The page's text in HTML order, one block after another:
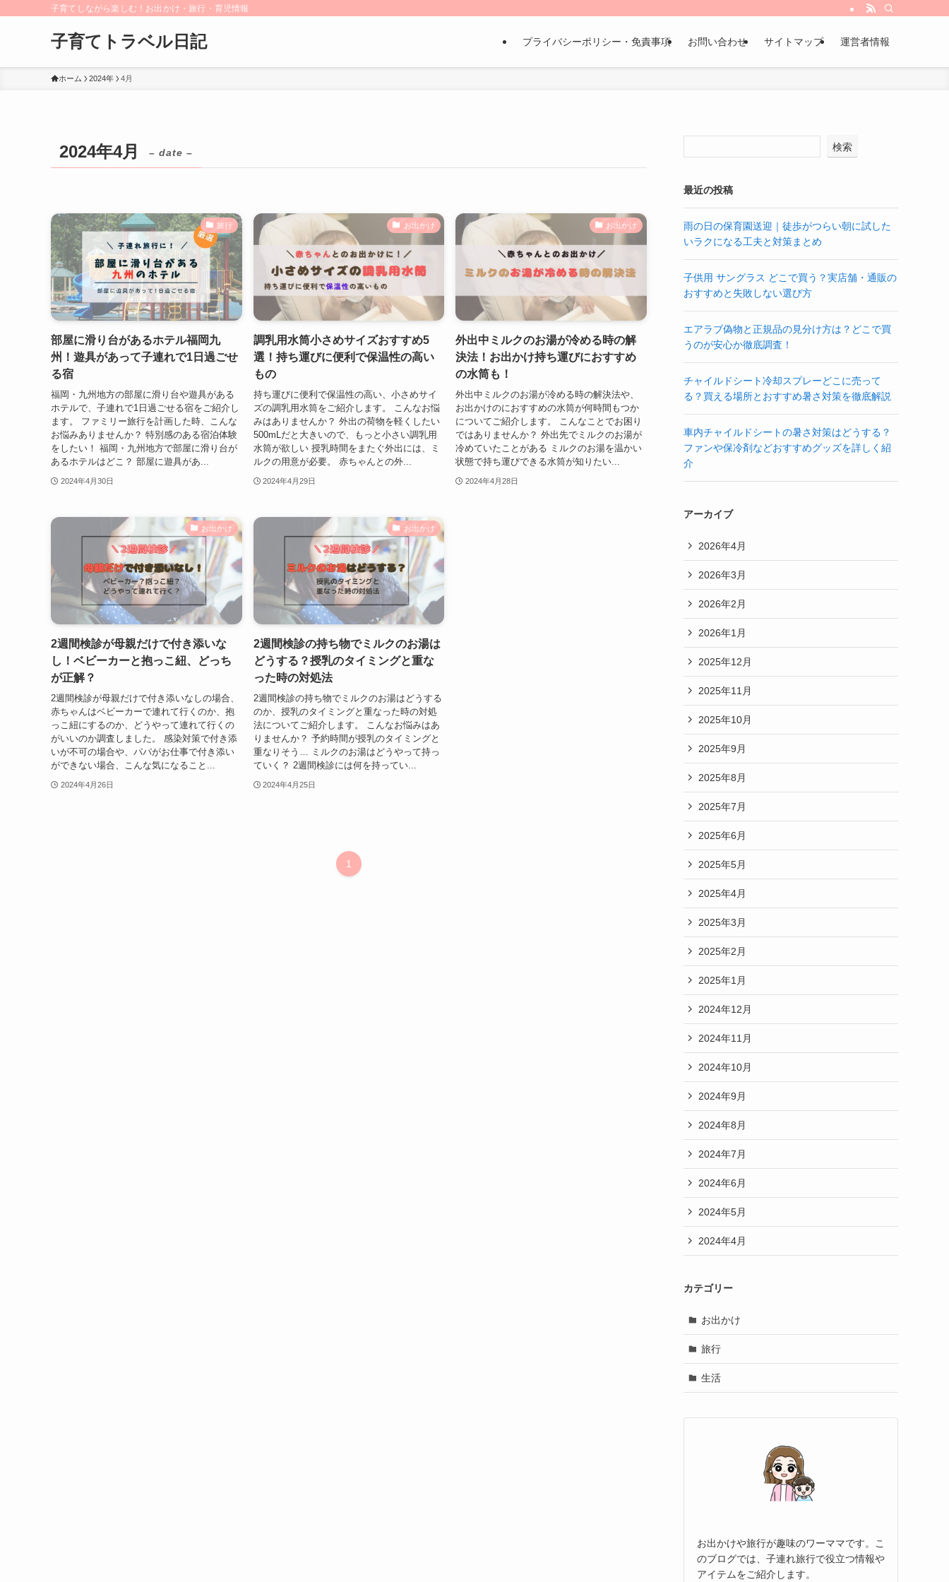
子育てしながら楽しむ！お出かけ・旅行・育児情報
子育てトラベル日記 プライバシーポリシー・免責事項 お問い合わせ サイトマップ 運営者情報
ホーム 2024年 4月
2024年4月 – date –
旅行
部屋に滑り台があるホテル福岡九
州！遊具があって子連れで1日過ごせ
る宿
福岡・九州地方の部屋に滑り台や遊具がある
ホテルで、子連れで1日過ごせる宿をご紹介し
ます。 ファミリー旅行を計画した時、こんな
お悩みありませんか？ 特別感のある宿泊体験
をしたい！ 福岡・九州地方で部屋に滑り台が
あるホテルはどこ？ 部屋に遊具があ...
2024年4月30日
お出かけ
調乳用水筒小さめサイズおすすめ5
選！持ち運びに便利で保温性の高い
もの
持ち運びに便利で保温性の高い、小さめサイ
ズの調乳用水筒をご紹介します。 こんなお悩
みはありませんか？ 外出の荷物を軽くしたい
500mLだと大きいので、もっと小さい調乳用
水筒が欲しい 授乳時間をまたぐ外出には、ミ
ルクの用意が必要。 赤ちゃんとの外...
2024年4月29日
お出かけ
外出中ミルクのお湯が冷める時の解
決法！お出かけ持ち運びにおすすめ
の水筒も！
外出中ミルクのお湯が冷める時の解決法や、
お出かけのにおすすめの水筒が何時間もつか
についてご紹介します。 こんなことでお困り
ではありませんか？ 外出先でミルクのお湯が
冷めていたことがある ミルクのお湯を温かい
状態で持ち運びできる水筒が知りたい...
2024年4月28日
お出かけ
2週間検診が母親だけで付き添いな
し！ベビーカーと抱っこ紐、どっち
が正解？
2週間検診が母親だけで付き添いなしの場合、
赤ちゃんはベビーカーで連れて行くのか、抱
っこ紐にするのか、どうやって連れて行くの
がいいのか調査しました。 感染対策で付き添
いが不可の場合や、パパがお仕事で付き添い
ができない場合、こんな気になること...
2024年4月26日
お出かけ
2週間検診の持ち物でミルクのお湯は
どうする？授乳のタイミングと重な
った時の対処法
2週間検診の持ち物でミルクのお湯はどうする
のか、授乳のタイミングと重なった時の対処
法についてご紹介します。 こんなお悩みはあ
りませんか？ 予約時間が授乳のタイミングと
重なりそう… ミルクのお湯はどうやって持っ
ていく？ 2週間検診には何を持ってい...
2024年4月25日
1
検索
最近の投稿
雨の日の保育園送迎｜徒歩がつらい朝に試した
いラクになる工夫と対策まとめ
子供用 サングラス どこで買う？実店舗・通販の
おすすめと失敗しない選び方
エアラブ偽物と正規品の見分け方は？どこで買
うのが安心か徹底調査！
チャイルドシート冷却スプレーどこに売って
る？買える場所とおすすめ暑さ対策を徹底解説
車内チャイルドシートの暑さ対策はどうする？
ファンや保冷剤などおすすめグッズを詳しく紹
介
アーカイブ
2026年4月
2026年3月
2026年2月
2026年1月
2025年12月
2025年11月
2025年10月
2025年9月
2025年8月
2025年7月
2025年6月
2025年5月
2025年4月
2025年3月
2025年2月
2025年1月
2024年12月
2024年11月
2024年10月
2024年9月
2024年8月
2024年7月
2024年6月
2024年5月
2024年4月
カテゴリー
お出かけ
旅行
生活
お出かけや旅行が趣味のワーママです。こ
のブログでは、子連れ旅行で役立つ情報や
アイテムをご紹介します。